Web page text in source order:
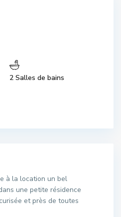
2 Salles de bains
à la location un bel
une petite résidence
et près de toutes